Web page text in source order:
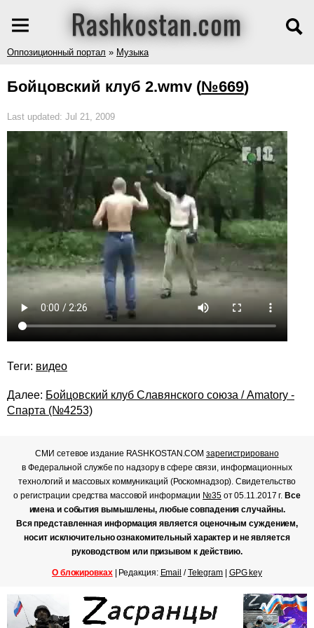
Rashkostan.com
Оппозиционный портал » Музыка
Бойцовский клуб 2.wmv (№669)
Last updated: Jul 21, 2009
Теги: видео
Далее: Бойцовский клуб Славянского союза / Amatory -
Спарта (№4253)
СМИ сетевое издание RASHKOSTAN.COMзарегистрировано
в Федеральной службе по надзору в сфере связи, информационных
технологий и массовых коммуникаций (Роскомнадзор). Свидетельство
о регистрации средства массовой информации №35от 05.11.2017 г.Все
имена и события вымышлены, любые совпадения случайны.
Вся представленная информация является оценочным суждением,
носит исключительно ознакомительный характер и не является
руководством или призывом к действию.
О блокировках| Редакция: Email /Telegram| GPG key